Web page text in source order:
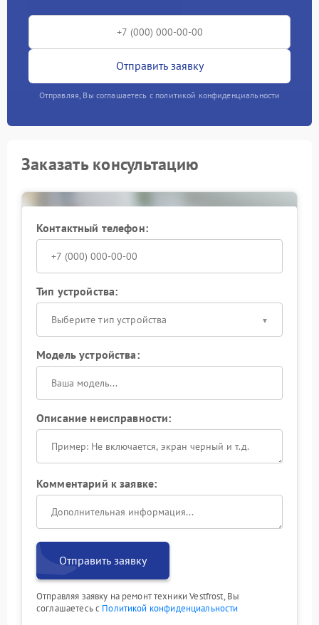
Отправить заявку
Отправляя, Вы соглашаетесь с политикой конфиденциальности
Заказать консультацию
Контактный телефон:
Тип устройства:
Выберите тип устройства
Модель устройства:
Описание неисправности:
Комментарий к заявке:
Отправить заявку
Отправляя заявку на ремонт техники Vestfrost, Вы
соглашаетесь с Политикой конфиденциальности